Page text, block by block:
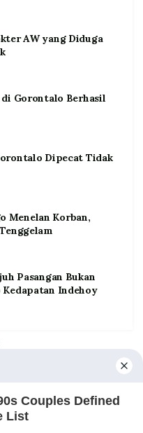
AW yang Diduga
di Gorontalo Berhasil
Dipecat Tidak
Menelan Korban,
Pasangan Bukan
Indehoy
Pedoman Media Siber